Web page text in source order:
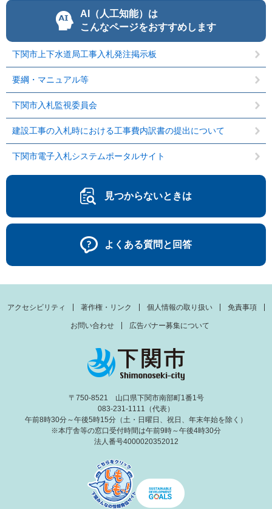
AI（人工知能）は
こんなページをおすすめします
下関市上下水道局工事入札発注掲示板
要綱・マニュアル等
下関市入札監視委員会
建設工事の入札時における工事費内訳書の提出について
下関市電子入札システムポータルサイト
見つからないときは
よくある質問と回答
アクセシビリティ 著作権・リンク 個人情報の取り扱い 免責事項
お問い合わせ 広告バナー募集について
〒750-8521 山口県下関市南部町1番1号
083-231-1111（代表）
午前8時30分～午後5時15分（土・日曜日、祝日、年末年始を除く）
※本庁舎等の窓口受付時間は午前9時～午後4時30分
法人番号4000020352012